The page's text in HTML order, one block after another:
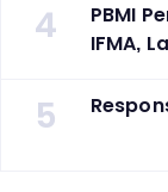
4
PBMI
IFMA,
5